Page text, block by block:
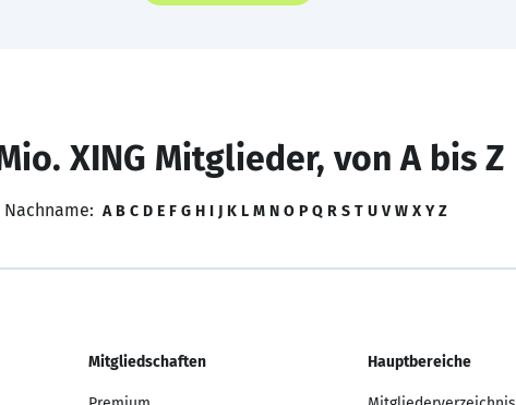
XING Mitglieder, von A bis Z
Nachname: A B C D E F G H I J K L M N O P Q R S T U V W X Y Z
Mitgliedschaften Hauptbereiche